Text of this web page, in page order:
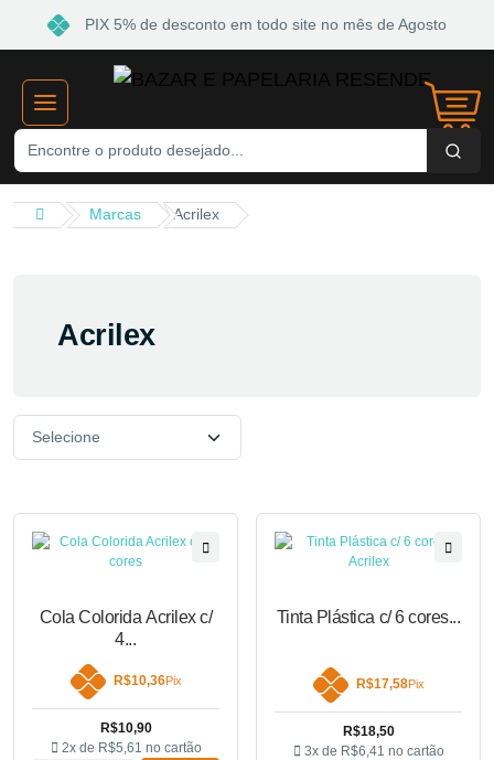
PIX 5% de desconto em todo site no mês de Agosto
Marcas Acrilex
Acrilex
Cola Colorida Acrilex c/
4...
R$10,36Pix
R$10,90
2x de R$5,61 no cartão
Tinta Plástica c/ 6 cores...
R$17,58Pix
R$18,50
3x de R$6,41 no cartão